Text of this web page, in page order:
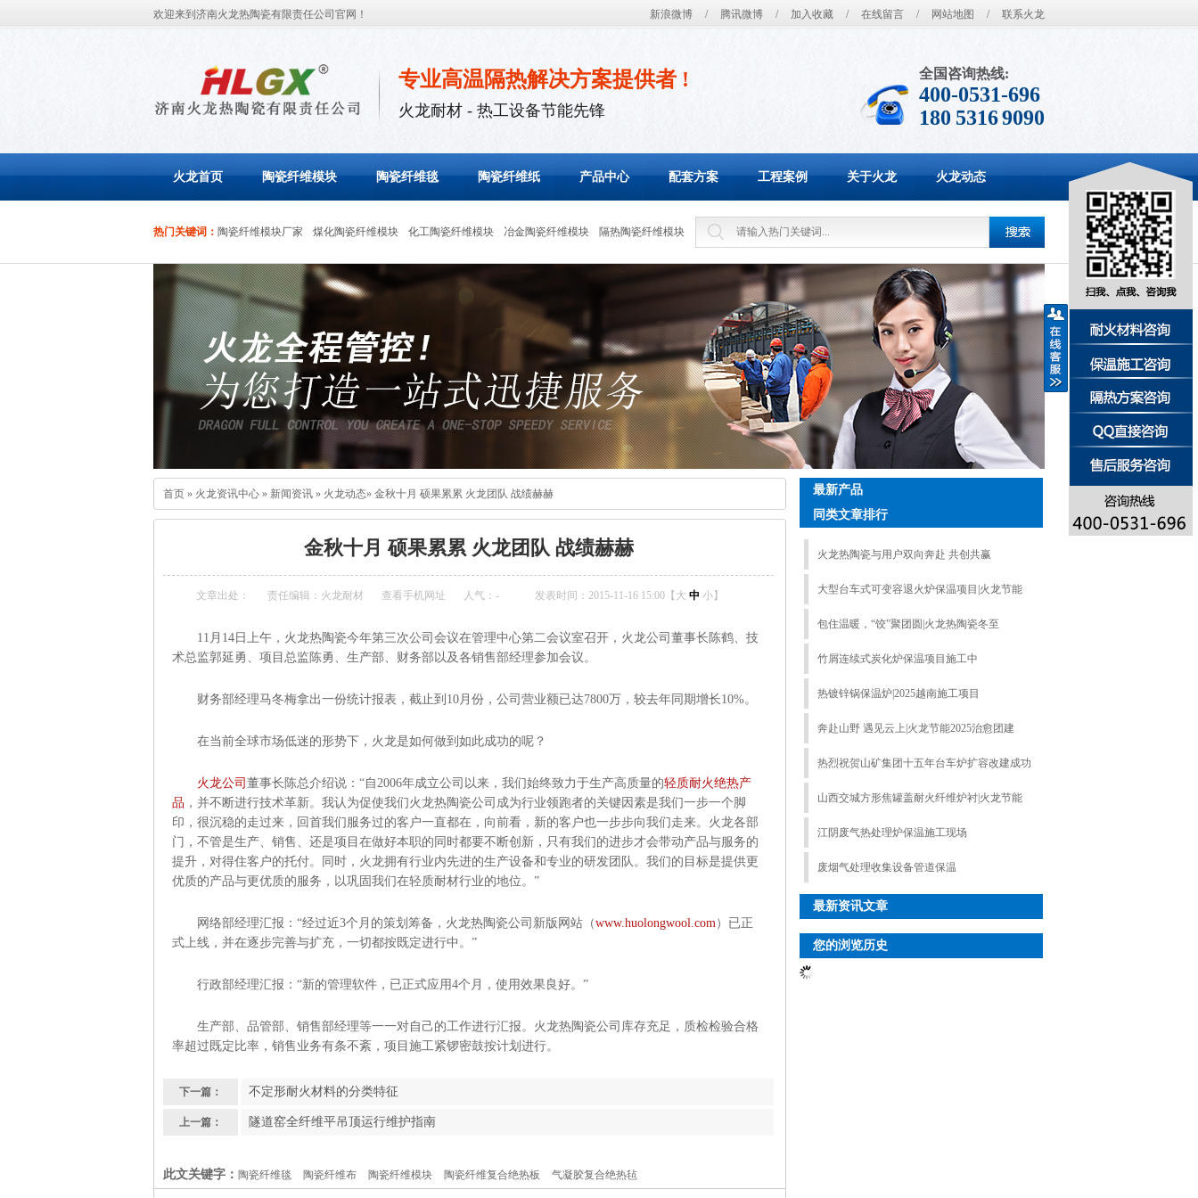
新浪微博 / 腾讯微博 / 加入收藏 / 在线留言 / 网站地图 / 联系火龙
欢迎来到济南火龙热陶瓷有限责任公司官网！
专业高温隔热解决方案提供者 !
火龙耐材 - 热工设备节能先锋
全国咨询热线:
400-0531-696
180 5316 9090
火龙首页 陶瓷纤维模块 陶瓷纤维毯 陶瓷纤维纸 产品中心 配套方案 工程案例 关于火龙 火龙动态
热门关键词： 陶瓷纤维模块厂家 煤化陶瓷纤维模块 化工陶瓷纤维模块 冶金陶瓷纤维模块 隔热陶瓷纤维模块
首页 » 火龙资讯中心 » 新闻资讯 » 火龙动态» 金秋十月 硕果累累 火龙团队 战绩赫赫
金秋十月 硕果累累 火龙团队 战绩赫赫
文章出处： 责任编辑：火龙耐材 查看手机网址 人气： - 发表时间：2015-11-16 15:00【 大 中 小】
11月14日上午，火龙热陶瓷今年第三次公司会议在管理中心第二会议室召开，火龙公司董事长陈鹤、技
术总监郭延勇、项目总监陈勇、生产部、财务部以及各销售部经理参加会议。
财务部经理马冬梅拿出一份统计报表，截止到10月份，公司营业额已达7800万，较去年同期增长10%。
在当前全球市场低迷的形势下，火龙是如何做到如此成功的呢？
火龙公司 董事长陈总介绍说：“自2006年成立公司以来，我们始终致力于生产高质量的轻质耐火绝热产
品 ，并不断进行技术革新。我认为促使我们火龙热陶瓷公司成为行业领跑者的关键因素是我们一步一个脚
印，很沉稳的走过来，回首我们服务过的客户一直都在，向前看，新的客户也一步步向我们走来。火龙各部
门，不管是生产、销售、还是项目在做好本职的同时都要不断创新，只有我们的进步才会带动产品与服务的
提升，对得住客户的托付。同时，火龙拥有行业内先进的生产设备和专业的研发团队。我们的目标是提供更
优质的产品与更优质的服务，以巩固我们在轻质耐材行业的地位。”
网络部经理汇报：“经过近3个月的策划筹备，火龙热陶瓷公司新版网站（www.huolongwool.com）已正
式上线，并在逐步完善与扩充，一切都按既定进行中。”
行政部经理汇报：“新的管理软件，已正式应用4个月，使用效果良好。”
生产部、品管部、销售部经理等一一对自己的工作进行汇报。火龙热陶瓷公司库存充足，质检检验合格
率超过既定比率，销售业务有条不紊，项目施工紧锣密鼓按计划进行。
下一篇： 不定形耐火材料的分类特征
上一篇： 隧道窑全纤维平吊顶运行维护指南
此文关键字： 陶瓷纤维毯 陶瓷纤维布 陶瓷纤维模块 陶瓷纤维复合绝热板 气凝胶复合绝热毡
最新产品
同类文章排行
火龙热陶瓷与用户双向奔赴 共创共赢
大型台车式可变容退火炉保温项目|火龙节能
包住温暖，“饺”聚团圆|火龙热陶瓷冬至
竹屑连续式炭化炉保温项目施工中
热镀锌锅保温炉|2025越南施工项目
奔赴山野 遇见云上|火龙节能2025治愈团建
热烈祝贺山矿集团十五年台车炉扩容改建成功
山西交城方形焦罐盖耐火纤维炉衬|火龙节能
江阴废气热处理炉保温施工现场
废烟气处理收集设备管道保温
最新资讯文章
您的浏览历史